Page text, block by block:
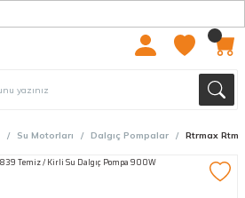
Su Motorları Dalgıç Pompalar Rtrmax